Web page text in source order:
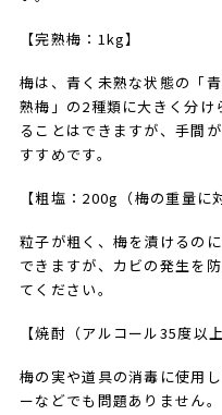
【完熟梅：1kg】
梅は、青く未熟な状態の「
熟梅」の2種類に大きく分け
ることはできますが、手間
すすめです。
【粗塩：200g（梅の重量に
粒子が粗く、梅を漬けるの
できますが、カビの発生を
てください。
【焼酎（アルコール35度以
梅の実や道具の消毒に使用
ーなどでも問題ありません。